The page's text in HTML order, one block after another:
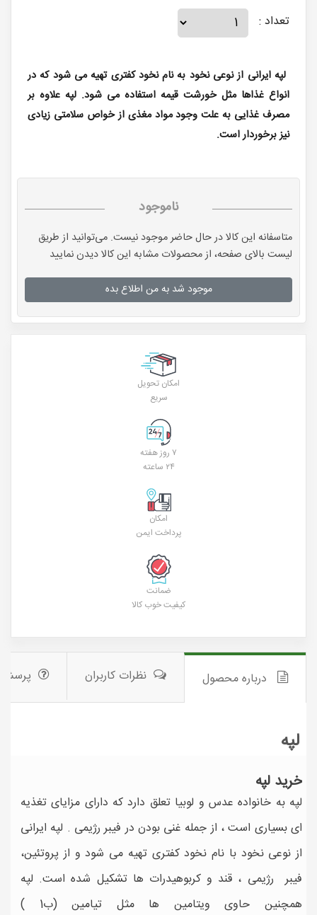
تعداد :
لپه ایرانی از نوعی نخود به نام نخود کفتری تهیه می شود که در
انواع غذاها مثل خورشت قیمه استفاده می شود. لپه علاوه بر
مصرف غذایی به علت وجود مواد مغذی از خواص سلامتی زیادی
نیز برخوردار است.
ناموجود
متاسفانه این کالا در حال حاضر موجود نیست. می‌توانید از طریق
لیست بالای صفحه، از محصولات مشابه این کالا دیدن نمایید
موجود شد به من اطلاع بده
امکان تحویل
سریع
۷ روز هفته
۲۴ ساعته
امکان
پرداخت ایمن
ضمانت
کیفیت خوب کالا
درباره محصول نظرات کاربران
لپه
خرید لپه
لپه به خانواده عدس و لوبیا تعلق دارد که دارای مزایای تغذیه
ای بسیاری است ، از جمله غنی بودن در فیبر رژیمی . لپه ایرانی
از نوعی نخود با نام نخود کفتری تهیه می شود و از پروتئین،
فیبر رژیمی ، قند و کربوهیدرات ها تشکیل شده است. لپه
همچنین حاوی ویتامین ها مثل تیامین (ب1 )